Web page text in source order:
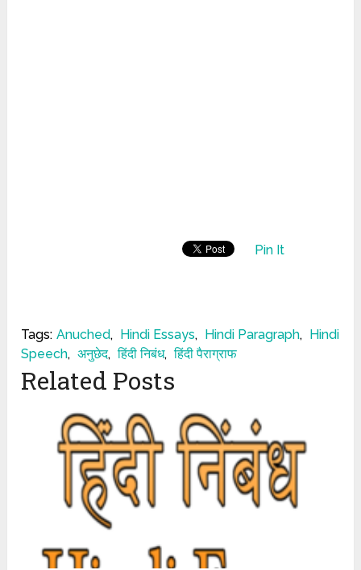
Pin It
Tags: Anuched, Hindi Essays, Hindi Paragraph,
Hindi
Speech, अनुछेद, हिंदी निबंध, हिंदी पैराग्राफ
Related Posts